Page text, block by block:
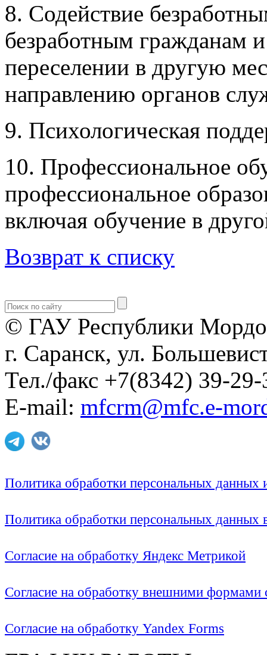
8. Содействие
безработным гражданам
переселении в другую
направлению органов
9. Психологическая
10. Профессиональное
профессиональное
включая обучение в
Возврат к списку
© ГАУ Республики
г. Саранск, ул.
Тел./факс +7(8342) 39-29-
E-mail: mfcrm@mfc.e-
Политика обработки персональных
Политика обработки персональных
Согласие на обработку Яндекс Метрикой
Согласие на обработку внешними формами
Согласие на обработку Yandex Forms